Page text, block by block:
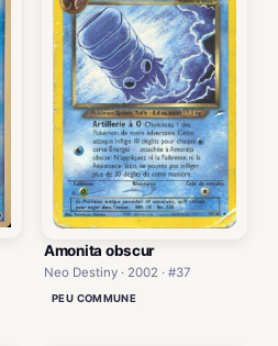
Amonita obscur
Neo Destiny · 2002 · #37
PEU COMMUNE